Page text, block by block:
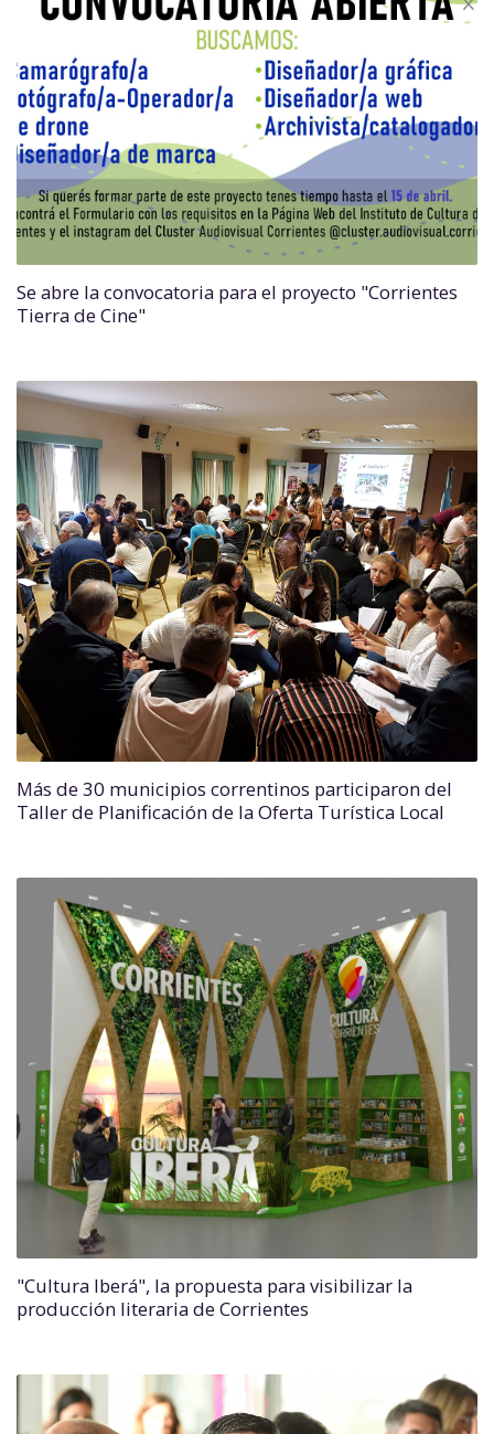
Se abre la convocatoria para el proyecto "Corrientes
Tierra de Cine"
Más de 30 municipios correntinos participaron del
Taller de Planificación de la Oferta Turística Local
"Cultura Iberá", la propuesta para visibilizar la
producción literaria de Corrientes